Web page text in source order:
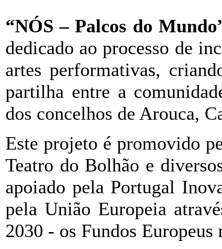
“NÓS – Palcos do
dedicado ao processo de
artes performativas,
partilha entre a
dos concelhos de Arouca,
Este projeto é promovido
Teatro do Bolhão e
apoiado pela Portugal
pela União Europeia
2030 - os Fundos